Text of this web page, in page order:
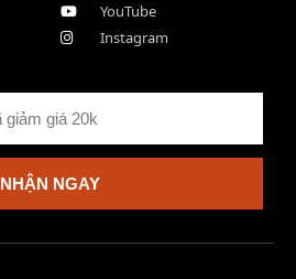
YouTube
Instagram
NHẬN NGAY